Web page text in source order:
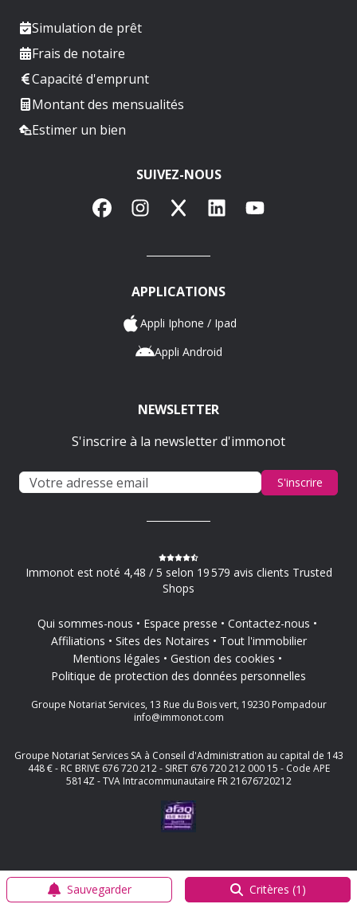
Sauvegarder Critères (1)
Simulation de prêt
Frais de notaire
Capacité d'emprunt
Montant des mensualités
Estimer un bien
SUIVEZ-NOUS
FacebookInstagram
X LinkedInYouTube
APPLICATIONS
Appli Iphone / Ipad
Appli Android
NEWSLETTER
S'inscrire à la newsletter d'immonot
S'inscrire
Immonot est noté 4,48 / 5 selon 19 579 avis clients Trusted
Shops
Qui sommes-nous Espace presse
Contactez-nous
Affiliations
Sites des Notaires
Tout l'immobilier
Mentions légales
Gestion des cookies
Politique de protection des données personnelles
Groupe Notariat Services, 13 Rue du Bois vert, 19230 Pompadour
info@immonot.com
Groupe Notariat Services SA à Conseil d'Administration au capital de 143
448 € - RC BRIVE 676 720 212 - SIRET 676 720 212 000 15 - Code APE
5814Z - TVA Intracommunautaire FR 21676720212